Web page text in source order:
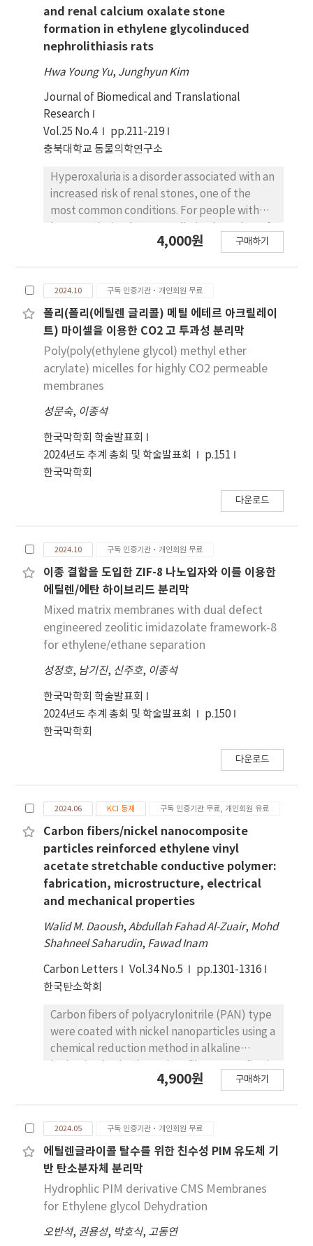
analytics approach to examine the effect of
carbon precursors on CNT crystallinity during
their synthesis in a fluidized bed reactor. We
mixture of these. Using Bayesian optimization
(BO), we optimized synthesis conditions to
maximize IG/ID of CNTs for each precursor.
Key parameters considered were reaction
temperature, precursor concentration, and
three separate BO processes to evaluate the
effectiveness of each carbon precursor on
CNT crystallinity. The results indicated no
the carbon precursors. In addition, multiple
ethylene. Interestingly, contour plots
demonstrated consistent relationships
between synthesis parameters and IG/ID
across different carbon precursors. This data
analytics approach allowed us to
successfully assess the impact of carbon
analyze the relationship between synthesis
and renal calcium oxalate stone
formation in ethylene glycolinduced
nephrolithiasis rats
Hwa Young Yu, Junghyun Kim
Journal of Biomedical and Translational
Research
Vol.25 No.4
pp.211-219
충북대학교 동물의학연구소
Hyperoxaluria is a disorder associated with an
increased risk of renal stones, one of the
most common conditions. For people with
effective therapeutic options. The aim of this
(OxdC), can inhibit crystallization of calcium
oxalate (CaOx) in vitro, and whether it can
prevent nephrolithiasis caused by CaOx
induced by ethylene glycol (EG) in rats. When
OxdC was applied at various concentrations
to CaOx in vitro, there was a significant
OxdC was found to inhibit crystal formation
as well as the formation of crystals that had
sharp edges. In animal experiments, rats that
had been treated with EG showed impaired
renal filtration functions, as well as increased
deposition of CaOx crystals and the creation
of kidney stones. It has been found that oral
administration of OxdC to rats with chronic
EG-induced nephrolithiasis that is
characterized by CaOx intratubular crystal
deposits with hyperoxaluria dramatically
reduces the severity of the disease. The
results of this study point to a potential
therapeutic approach for treating human
hyperoxaluria as well as CaOx nephrolithiasis
that could be achieved by the oral
4,000원 구매하기
2024.10 구독 인증기관·개인회원 무료
폴리(폴리(에틸렌 글리콜) 메틸 에테르 아크릴레이
트) 마이셀을 이용한 CO2 고 투과성 분리막
Poly(poly(ethylene glycol) methyl ether
acrylate) micelles for highly CO2 permeable
membranes
성문숙, 이종석
한국막학회 학술발표회
2024년도 추계 총회 및 학술발표회
p.151
한국막학회
다운로드
2024.10 구독 인증기관·개인회원 무료
이종 결함을 도입한 ZIF-8 나노입자와 이를 이용한
에틸렌/에탄 하이브리드 분리막
Mixed matrix membranes with dual defect
engineered zeolitic imidazolate framework-8
for ethylene/ethane separation
성정호, 남기진, 신주호, 이종석
한국막학회 학술발표회
2024년도 추계 총회 및 학술발표회
p.150
한국막학회
다운로드
2024.06 KCI 등재 구독 인증기관 무료, 개인회원 유료
Carbon fibers/nickel nanocomposite
particles reinforced ethylene vinyl
acetate stretchable conductive polymer:
fabrication, microstructure, electrical
and mechanical properties
Walid M. Daoush,Abdullah Fahad Al‑Zuair, Mohd
Shahneel Saharudin, Fawad Inam
Carbon Letters Vol.34 No.5
pp.1301-1316
한국탄소학회
Carbon fibers of polyacrylonitrile (PAN) type
were coated with nickel nanoparticles using a
chemical reduction method in alkaline
heated at 400 °C and then chemically treated
functionalized its graphitic surfaces by
introducing some functional groups. The
functionalized carbon fibers were coated
with nickel to produce 10 wt% Cf/Ni
nanocomposites. The uncoated heat treated
and the nickel coated carbon fibers were
investigated by SEM, EDS, FTIR and XRD to
4,900원 구매하기
2024.05 구독 인증기관·개인회원 무료
에틸렌글라이콜 탈수를 위한 친수성 PIM 유도체 기
반 탄소분자체 분리막
Hydrophlic PIM derivative CMS Membranes
for Ethylene glycol Dehydration
오반석, 권용성, 박호식, 고동연